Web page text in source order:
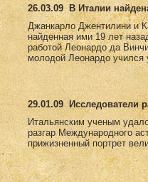
26.03.09
В Италии
Джанкарло Джентилини и
найденная ими 19 лет
работой Леонардо да
молодой Леонардо учился
29.01.09
Исследователи
Итальянским ученым
разгар Международного
прижизненный портрет